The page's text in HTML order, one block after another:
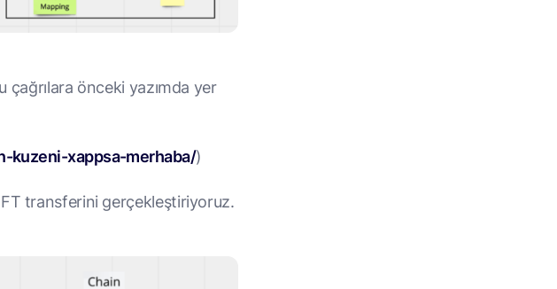
çağrılara önceki yazımda yer
kuzeni-xappsa-merhaba/)
transferini gerçekleştiriyoruz.